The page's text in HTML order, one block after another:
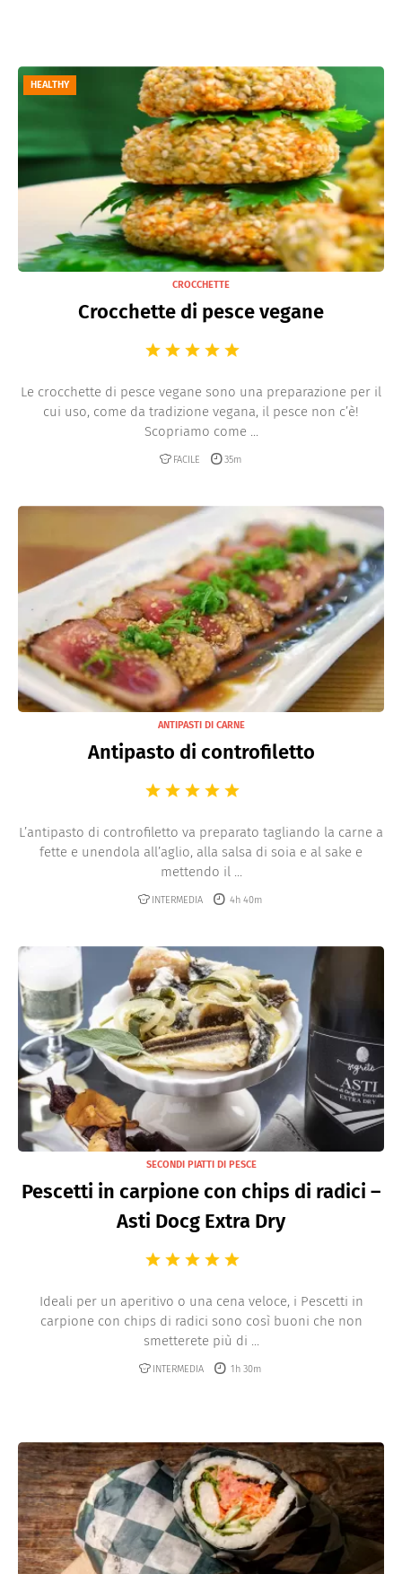
HEALTHY
CROCCHETTE
Crocchette di pesce vegane
Le crocchette di pesce vegane sono una preparazione per il
cui uso, come da tradizione vegana, il pesce non c’è!
Scopriamo come ...
FACILE 35m
ANTIPASTI DI CARNE
Antipasto di controfiletto
L’antipasto di controfiletto va preparato tagliando la carne a
fette e unendola all’aglio, alla salsa di soia e al sake e
mettendo il ...
INTERMEDIA 4h 40m
SECONDI PIATTI DI PESCE
Pescetti in carpione con chips di radici –
Asti Docg Extra Dry
Ideali per un aperitivo o una cena veloce, i Pescetti in
carpione con chips di radici sono così buoni che non
smetterete più di ...
INTERMEDIA 1h 30m